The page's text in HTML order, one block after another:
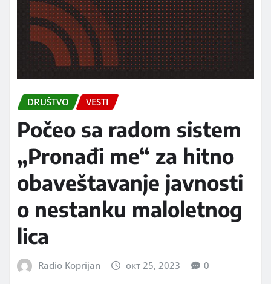
DRUŠTVO VESTI
Počeo sa radom sistem
„Pronađi me“ za hitno
obaveštavanje javnosti
o nestanku maloletnog
lica
Radio Koprijan окт 25, 2023 0